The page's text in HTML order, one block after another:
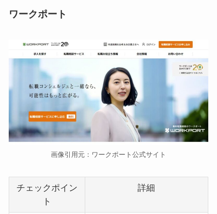
ワークポート
画像引用元：ワークポート公式サイト
チェックポイン
ト
詳細